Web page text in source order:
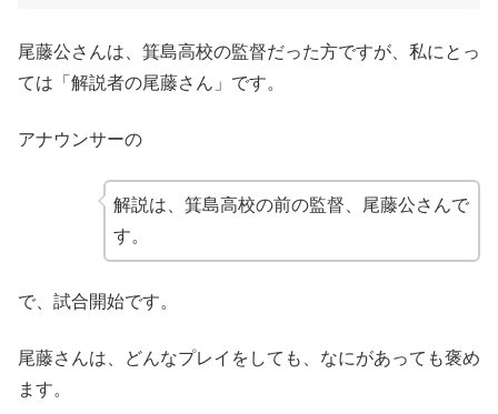
尾藤公さんは、箕島高校の監督だった方ですが、私にとっ
ては「解説者の尾藤さん」です。
アナウンサーの
解説は、箕島高校の前の監督、尾藤公さんで
す。
で、試合開始です。
尾藤さんは、どんなプレイをしても、なにがあっても褒め
ます。